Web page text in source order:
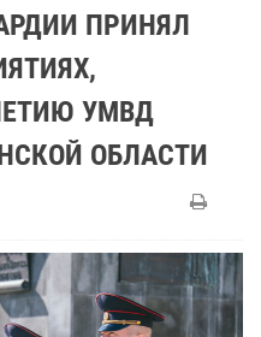
ПРИНЯЛ
УМВД
ОБЛАСТИ